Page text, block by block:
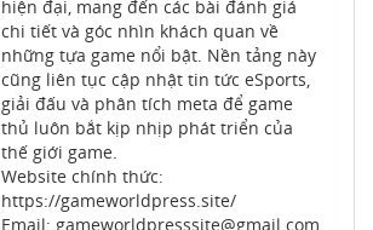
hiện đại, mang đến các bài đánh giá
chi tiết và góc nhìn khách quan về
những tựa game nổi bật. Nền tảng này
cũng liên tục cập nhật tin tức eSports,
giải đấu và phân tích meta để game
thủ luôn bắt kịp nhịp phát triển của
thế giới game.
Website chính thức:
https://gameworldpress.site/
Email: gameworldpresssite@gmail.com